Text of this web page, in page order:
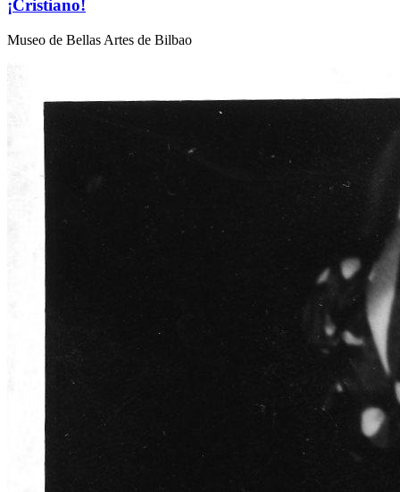
¡Cristiano!
Museo de Bellas Artes de Bilbao